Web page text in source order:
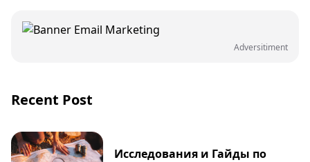
которые формируют позитивную игровую
атмосферу.
Adversitiment
Recent Post
Исследования и Гайды по